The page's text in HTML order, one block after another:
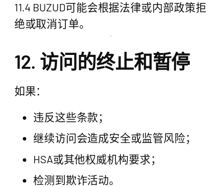
11.4 BUZUD可能会根据法律或内部政策拒
绝或取消订单。
12. 访问的终止和暂停
如果：
违反这些条款；
继续访问会造成安全或监管风险；
HSA或其他权威机构要求；
检测到欺诈活动。